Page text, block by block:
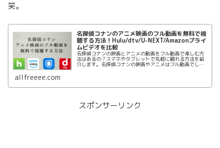
笑。
名探偵コナンのアニメ映画のフル動画を無料で視
聴する方法！Hulu/dtv/U-NEXT/Amazonプライ
ムビデオを比較
名探偵コナンの映画とアニメの動画をフル動画で楽しむ方
法はあるの？スマホやタブレットで気軽に観れる方法を紹
介します。名探偵コナンの映画やアニメはフル動画でしか
allfreeee.com
スポンサーリンク